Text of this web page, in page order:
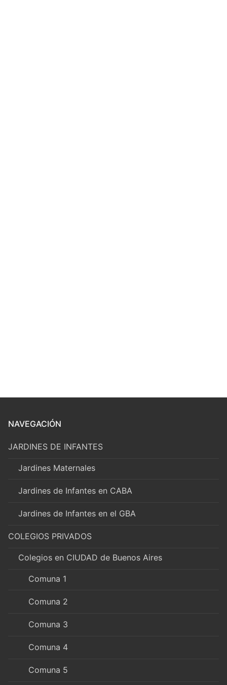
NAVEGACIÓN
JARDINES DE INFANTES
Jardines Maternales
Jardines de Infantes en CABA
Jardines de Infantes en el GBA
COLEGIOS PRIVADOS
Colegios en CIUDAD de Buenos Aires
Comuna 1
Comuna 2
Comuna 3
Comuna 4
Comuna 5